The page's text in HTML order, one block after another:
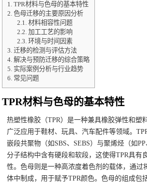
1. TPR材料与色母的基本特性
2. 色母迁移的主要原因分析
2.1. 材料相容性问题
2.2. 加工工艺的影响
2.3. 环境与时间因素
3. 迁移的检测与评估方法
4. 解决与预防迁移的综合策略
5. 实际案例分析与行业趋势
6. 常见问题
TPR材料与色母的基本特性
热塑性橡胶（TPR）是一种兼具橡胶弹性和塑
广泛应用于鞋材、玩具、汽车配件等领域。
嵌段共聚物（如SBS、SEBS）与聚烯烃（如
分子结构中含有硬段和软段，这使得TPR具有
性。色母则是一种高浓度着色剂的载体，通过
体中制成，用于赋予TPR颜色。色母的组成包